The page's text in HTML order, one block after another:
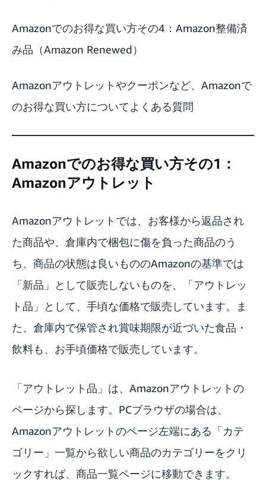
Amazonでのお得な買い方その4：Amazon整備済
み品（Amazon Renewed）
Amazonアウトレットやクーポンなど、Amazonで
のお得な買い方についてよくある質問
Amazonでのお得な買い方その1：
Amazonアウトレット
Amazonアウトレット では、お客様から返品され
た商品や、倉庫内で梱包に傷を負った商品のう
ち、商品の状態は良いもののAmazonの基準では
「新品」として販売しないものを、「アウトレッ
ト品」として、手頃な価格で販売しています。ま
た、倉庫内で保管され賞味期限が近づいた食品・
飲料も、お手頃価格で販売しています。
「アウトレット品」は、Amazonアウトレットの
ページから探します。PCブラウザの場合は、
Amazonアウトレットのページ左端にある「カテ
ゴリー」一覧から欲しい商品のカテゴリーをクリ
ックすれば、商品一覧ページに移動できます。